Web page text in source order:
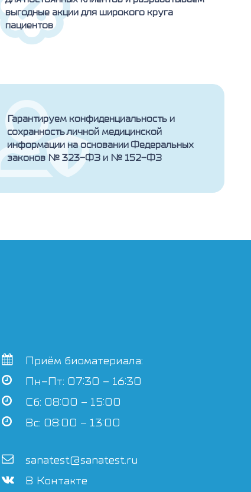
выгодные акции для широкого круга
пациентов
Гарантируем конфиденциальность и
сохранность личной медицинской
информации на основании Федеральных
законов № 323-ФЗ и № 152-ФЗ
Приём биоматериала:
Пн–Пт: 07:30 – 16:30
Сб: 08:00 – 15:00
Вс: 08:00 – 13:00
sanatest@sanatest.ru
В Контакте